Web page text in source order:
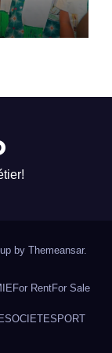
by Themeansar.
For RentFor Sale
SOCIETESPORT